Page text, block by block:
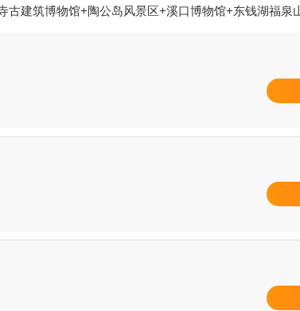
建筑博物馆+陶公岛风景区+溪口博物馆+东钱湖福泉
老外滩+五磊寺+宁波三江口+千丈岩+白水冲瀑布+四
雪文化节+宁波天意游泳培训+宁波3D蜡像展+杭州湾
衙+慈城校士馆+宁波方特东方神画+宁波本地玩乐+象
溪口》民国文化演艺秀+东海半边山旅游度假区+宁
口杜鹃谷森林公园+宁波蓬莱岛+艇好玩帆船营地(象
湾鹿遇森林乐园+象山游船出海基地+浙江(四明山)抗